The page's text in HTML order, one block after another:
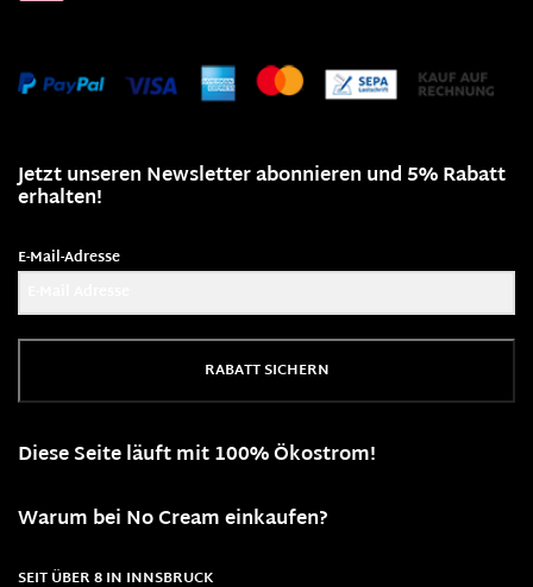
Jetzt unseren Newsletter abonnieren und 5% Rabatt
erhalten!
E-Mail-Adresse
RABATT SICHERN
Diese Seite läuft mit 100% Ökostrom!
Warum bei No Cream einkaufen?
SEIT ÜBER 8 IN INNSBRUCK